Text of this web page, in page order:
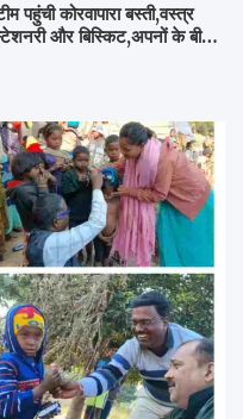
कोरवापारा बस्ती,वस्त्र
और बिस्किट,अपनों के बीच
के संस्थापक स्व.विश्वबंधु को
अपनी राय,कहा स्व.शर्मा के